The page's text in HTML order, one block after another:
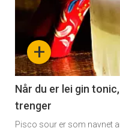
detail
section
11
+
Når du er lei gin
trenger
Pisco sour er som navnet